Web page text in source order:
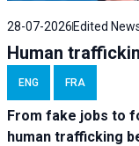
28-07-2026Edited
Human
ENG FRA
From fake jobs to
human trafficking